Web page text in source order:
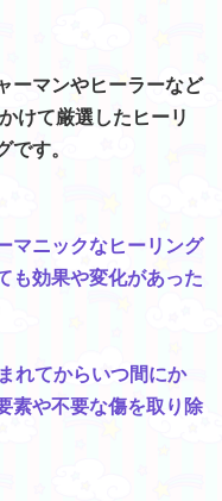
ーマンやヒーラーなど
けて厳選したヒーリ
です。
マニックなヒーリング
も効果や変化があった
れてからいつ間にか
素や不要な傷を取り除